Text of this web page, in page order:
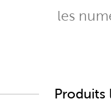
les
Produits